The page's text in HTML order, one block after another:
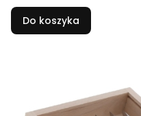
Do koszyka